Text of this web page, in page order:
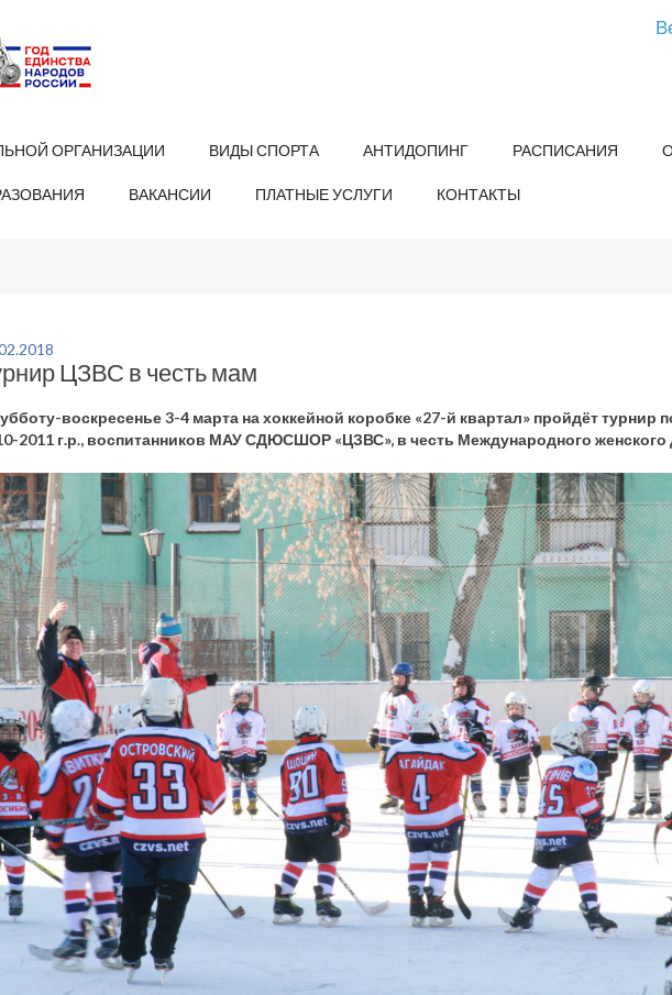
ОРГАНИЗАЦИИ ВИДЫ СПОРТА АНТИДОПИНГ РАСПИСАНИЯ
ВАКАНСИИ ПЛАТНЫЕ УСЛУГИ КОНТАКТЫ
ЦЗВС в честь мам
воскресенье 3-4 марта на хоккейной коробке «27-й квартал» пройдёт турнир
2011 г.р., воспитанников МАУ СДЮСШОР «ЦЗВС», в честь Международного женского